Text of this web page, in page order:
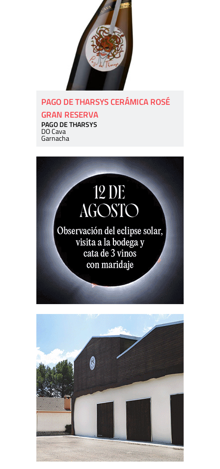
PAGO DE THARSYS CERÁMICA ROSÉ
GRAN RESERVA
PAGO DE THARSYS
DO Cava
Garnacha